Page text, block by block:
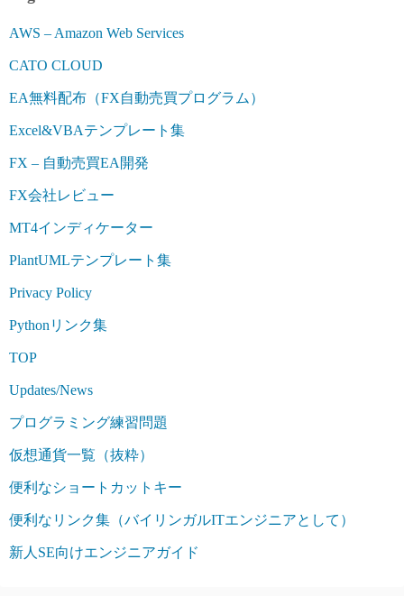
AWS – Amazon Web Services
CATO CLOUD
EA無料配布（FX自動売買プログラム）
Excel&VBAテンプレート集
FX – 自動売買EA開発
FX会社レビュー
MT4インディケーター
PlantUMLテンプレート集
Privacy Policy
Pythonリンク集
TOP
Updates/News
プログラミング練習問題
仮想通貨一覧（抜粋）
便利なショートカットキー
便利なリンク集（バイリンガルITエンジニアとして）
新人SE向けエンジニアガイド